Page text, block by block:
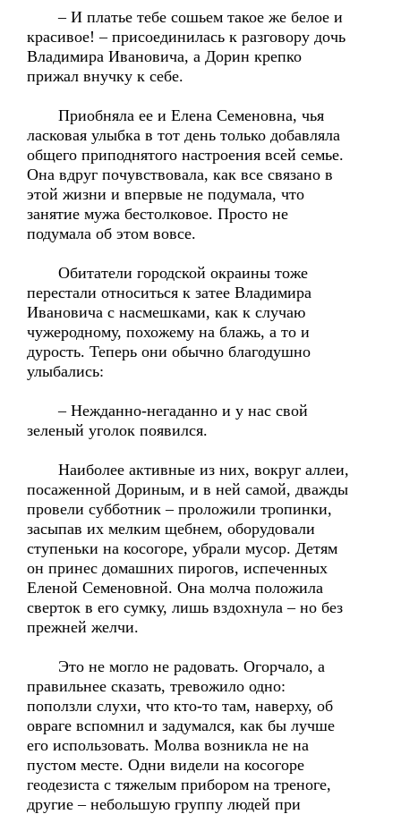
– И платье тебе сошьем такое же белое и
красивое! – присоединилась к разговору дочь
Владимира Ивановича, а Дорин крепко
прижал внучку к себе.
Приобняла ее и Елена Семеновна, чья
ласковая улыбка в тот день только добавляла
общего приподнятого настроения всей семье.
Она вдруг почувствовала, как все связано в
этой жизни и впервые не подумала, что
занятие мужа бестолковое. Просто не
подумала об этом вовсе.
Обитатели городской окраины тоже
перестали относиться к затее Владимира
Ивановича с насмешками, как к случаю
чужеродному, похожему на блажь, а то и
дурость. Теперь они обычно благодушно
улыбались:
– Нежданно-негаданно и у нас свой
зеленый уголок появился.
Наиболее активные из них, вокруг аллеи,
посаженной Дориным, и в ней самой, дважды
провели субботник – проложили тропинки,
засыпав их мелким щебнем, оборудовали
ступеньки на косогоре, убрали мусор. Детям
он принес домашних пирогов, испеченных
Еленой Семеновной. Она молча положила
сверток в его сумку, лишь вздохнула – но без
прежней желчи.
Это не могло не радовать. Огорчало, а
правильнее сказать, тревожило одно:
поползли слухи, что кто-то там, наверху, об
овраге вспомнил и задумался, как бы лучше
его использовать. Молва возникла не на
пустом месте. Одни видели на косогоре
геодезиста с тяжелым прибором на треноге,
другие – небольшую группу людей при